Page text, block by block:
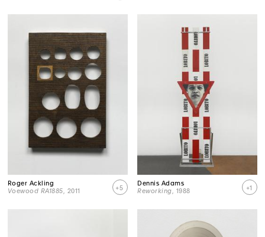
Roger Ackling
Voewood RA1885 , 2011 +5
Dennis Adams
Reworking , 1988 +1